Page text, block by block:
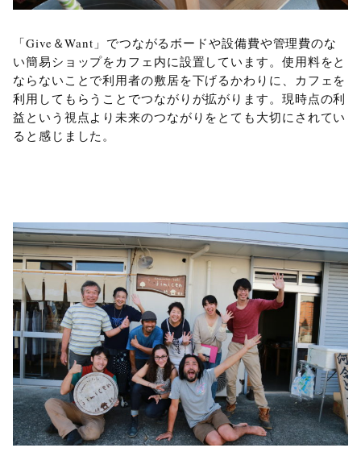
「Give＆Want」でつながるボードや設備費や管理費のな
い簡易ショップをカフェ内に設置しています。使用料をと
ならないことで利用者の敷居を下げるかわりに、カフェを
利用してもらうことでつながりが拡がります。現時点の利
益という視点より未来のつながりをとても大切にされてい
ると感じました。